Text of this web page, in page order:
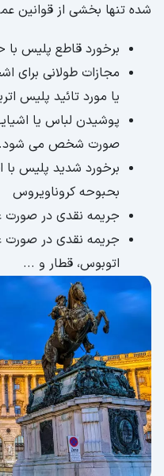
شده تنها بخشی از قوانین
برخورد قاطع پلیس
مجازات طولانی برای
یا مورد تائید پلیس
پوشیدن لباس یا
صورت شخص می شود.
برخورد شدید پلیس با
بحبوحه کروناویروس
جریمه نقدی در صورت
جریمه نقدی در صورت
اتوبوس، قطار و ...